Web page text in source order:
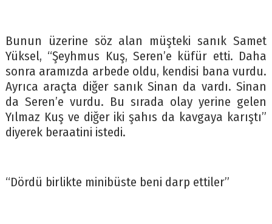
Bunun üzerine söz alan müşteki sanık Samet
Yüksel, “Şeyhmus Kuş, Seren’e küfür etti. Daha
sonra aramızda arbede oldu, kendisi bana vurdu.
Ayrıca araçta diğer sanık Sinan da vardı. Sinan
da Seren’e vurdu. Bu sırada olay yerine gelen
Yılmaz Kuş ve diğer iki şahıs da kavgaya karıştı”
diyerek beraatini istedi.
“Dördü birlikte minibüste beni darp ettiler”